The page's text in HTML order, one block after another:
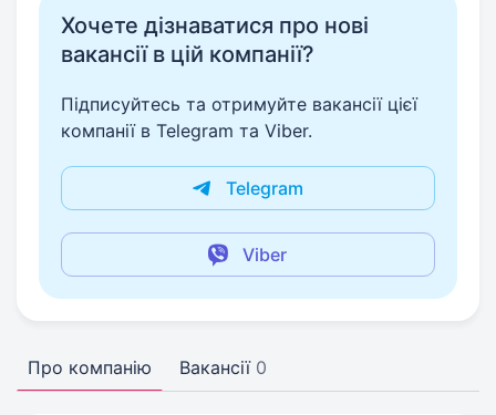
Хочете дізнаватися про нові
вакансії в цій компанії?
Підписуйтесь та отримуйте вакансії цієї
компанії в Telegram та Viber.
Telegram
Viber
Про компанію Вакансії 0